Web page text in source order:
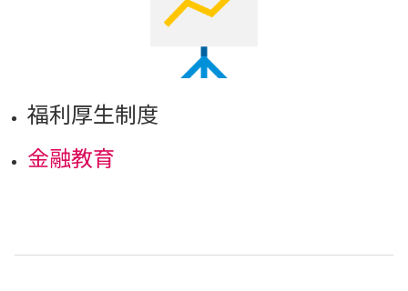
福利厚生制度
金融教育